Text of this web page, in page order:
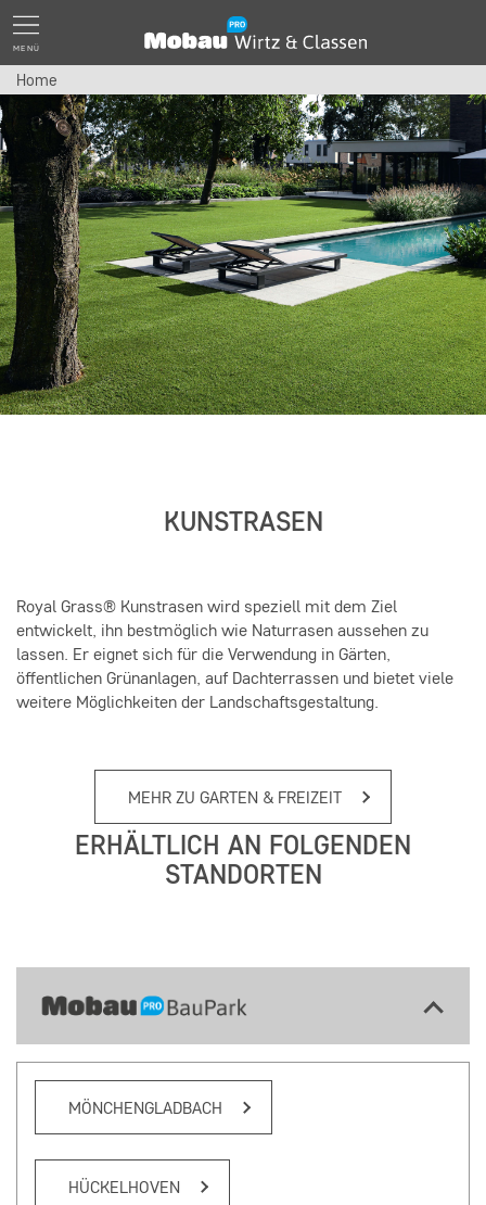
MENÜ
Home
KUNSTRASEN
Royal Grass® Kunstrasen wird speziell mit dem Ziel
entwickelt, ihn bestmöglich wie Naturrasen aussehen zu
lassen. Er eignet sich für die Verwendung in Gärten,
öffentlichen Grünanlagen, auf Dachterrassen und bietet viele
weitere Möglichkeiten der Landschaftsgestaltung.
MEHR ZU GARTEN & FREIZEIT
ERHÄLTLICH AN FOLGENDEN
STANDORTEN
MÖNCHENGLADBACH
HÜCKELHOVEN